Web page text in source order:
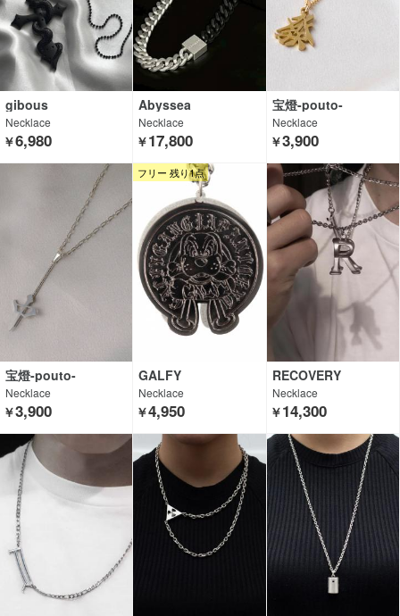
gibous
Necklace
￥6,980
Abyssea
Necklace
￥17,800
宝燈-pouto-
Necklace
￥3,900
宝燈-pouto-
Necklace
￥3,900
フリー 残り1点
GALFY
Necklace
￥4,950
RECOVERY
Necklace
￥14,300